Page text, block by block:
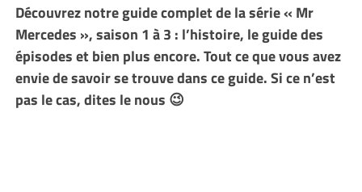
Découvrez notre guide complet de la série « Mr
Mercedes », saison 1 à 3 : l’histoire, le guide des
épisodes et bien plus encore. Tout ce que vous avez
envie de savoir se trouve dans ce guide.Si ce n’est
pas le cas, dites le nous 😉